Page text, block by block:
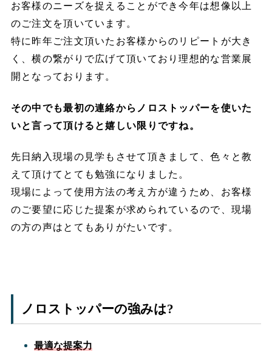
お客様のニーズを捉えることができ今年は想像以上
のご注文を頂いています。
特に昨年ご注文頂いたお客様からのリピートが大き
く、横の繋がりで広げて頂いており理想的な営業展
開となっております。
その中でも最初の連絡からノロストッパーを使いた
いと言って頂けると嬉しい限りですね。
先日納入現場の見学もさせて頂きまして、色々と教
えて頂けてとても勉強になりました。
現場によって使用方法の考え方が違うため、お客様
のご要望に応じた提案が求められているので、現場
の方の声はとてもありがたいです。
ノロストッパーの強みは?
最適な提案力